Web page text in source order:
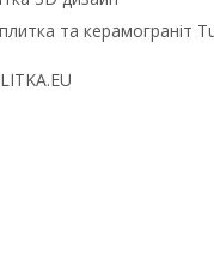
та керамограніт